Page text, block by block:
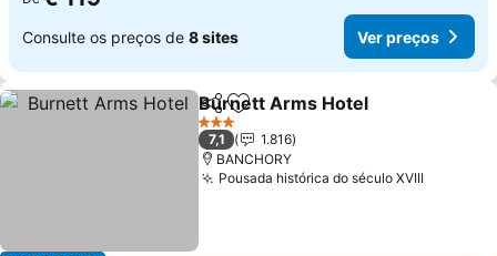
Consulte os preços de 8 sites Ver preços
PartilharAdicionar aos favoritos
Burnett Arms Hotel
3 Estrelas
7,1
1.816
BANCHORY
Pousada histórica do século XVIII